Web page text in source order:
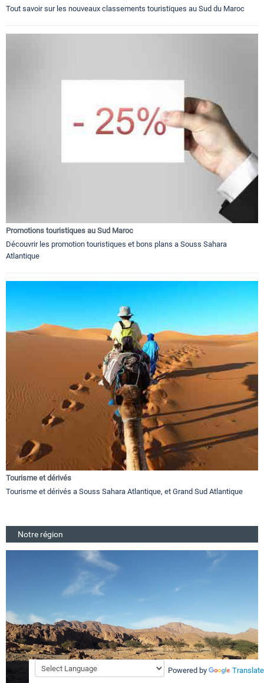
Tout savoir sur les nouveaux classements touristiques au Sud du Maroc
Promotions touristiques au Sud Maroc
Découvrir les promotion touristiques et bons plans a Souss Sahara
Atlantique
Tourisme et dérivés
Tourisme et dérivés a Souss Sahara Atlantique, et Grand Sud Atlantique
Notre région
Powered by Translate